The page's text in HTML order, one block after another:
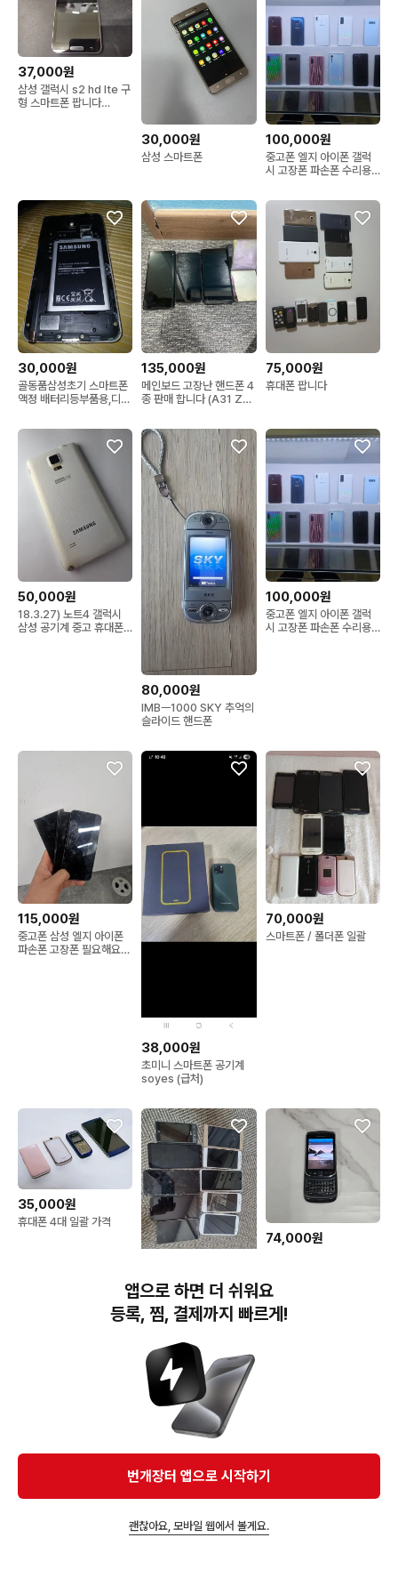
37,000원
삼성 갤럭시 s2 hd lte 구
형 스마트폰 팝니다
30,000원
삼성 스마트폰
100,000원
중고폰 엘지 아이폰 갤럭
시 고장폰 파손폰 수리용
30,000원
골동품삼성초기 스마트폰
액정 배터리등부품용,디피
135,000원
메인보드 고장난 핸드폰 4
종 판매 합니다 (A31 Z플
75,000원
휴대폰 팝니다
50,000원
18.3.27) 노트4 갤럭시
삼성 공기계 중고 휴대폰
80,000원
IMBㅡ1000 SKY 추억의
슬라이드 핸드폰
100,000원
중고폰 엘지 아이폰 갤럭
시 고장폰 파손폰 수리용
115,000원
중고폰 삼성 엘지 아이폰
파손폰 고장폰 필요해요
38,000원
초미니 스마트폰 공기계
soyes (급처)
70,000원
스마트폰 / 폴더폰 일괄
35,000원
휴대폰 4대 일괄 가격
중고 스마트폰 부품용
74,000원
번개장터(주) 사업자정보, 이용약관 및 기타 법적고지
번개장터㈜는 통신판매중개자이며, 통신판매의 당사자가 아닙니다. 전자상거래 등에서의
소비자보호에 관한 법률 등 관련 법령 및 번개장터㈜의 약관에 따라 상품, 상품정보, 거래에 관한 책임은
개별 판매자에게 귀속하고, 번개장터㈜는 원칙적으로 회원간 거래에 대하여 책임을 지지 않습니다.
다만, 번개장터㈜가 직접 판매하는 상품에 대한 책임은 번개장터㈜에게 귀속합니다.
APP 다운로드
앱으로 하면 더 쉬워요
등록, 찜, 결제까지 빠르게!
번개장터 앱으로 시작하기
괜찮아요, 모바일 웹에서 볼게요.